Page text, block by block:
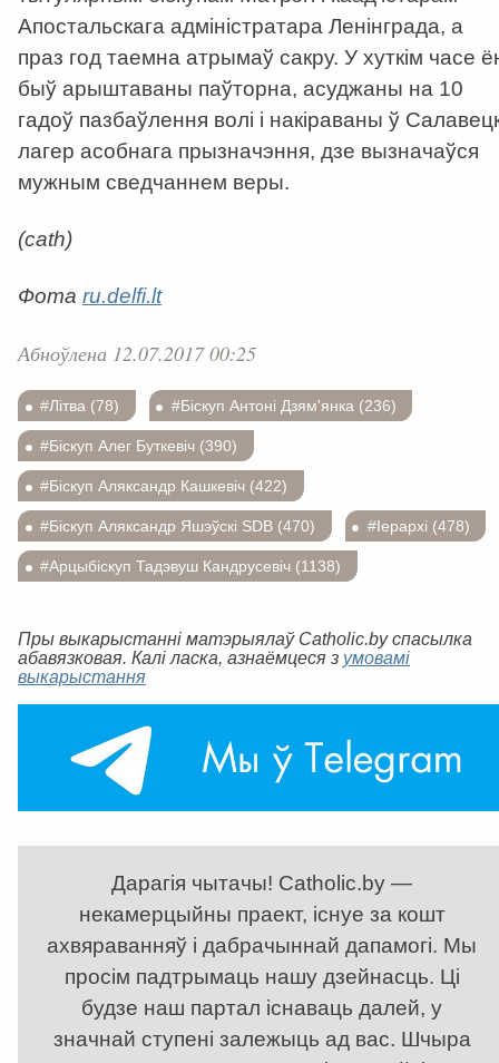
Апостальскага адміністратара Ленінграда, а
праз год таемна атрымаў сакру. У хуткім часе
быў арыштаваны паўторна, асуджаны на 10
гадоў пазбаўлення волі і накіраваны ў
лагер асобнага прызначэння, дзе вызначаўся
мужным сведчаннем веры.
(cath)
Фота ru.delfi.lt
Абноўлена 12.07.2017 00:25
#Літва (78) #Біскуп Антоні Дзям'янка (236)
#Біскуп Алег Буткевіч (390)
#Біскуп Аляксандр Кашкевіч (422)
#Біскуп Аляксандр Яшэўскі SDB (470) #Іерархі (478)
#Арцыбіскуп Тадэвуш Кандрусевіч (1138)
Пры выкарыстанні матэрыялаў Catholic.by спасылка
абавязковая. Калі ласка, азнаёмцеся з умовамі
выкарыстання
Дарагія чытачы! Catholic.by —
некамерцыйны праект, існуе за кошт
ахвяраванняў і дабрачыннай дапамогі. Мы
просім падтрымаць нашу дзейнасць. Ці
будзе наш партал існаваць далей, у
значнай ступені залежыць ад вас. Шчыра